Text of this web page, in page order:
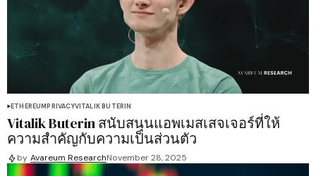
ETHEREUMPRIVACYVITALIK BUTERIN
Vitalik Buterin สนับสนุนแอพเมสเสจเจอร์ที่ให้
ความสำคัญกับความเป็นส่วนตัว
by Avareum ResearchNovember 28, 2025